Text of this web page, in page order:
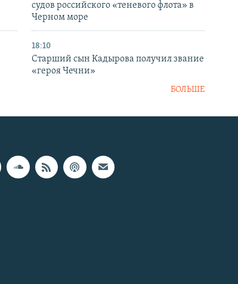
судов российского «теневого флота» в
Черном море
18:10
Старший сын Кадырова получил звание
«героя Чечни»
БОЛЬШЕ